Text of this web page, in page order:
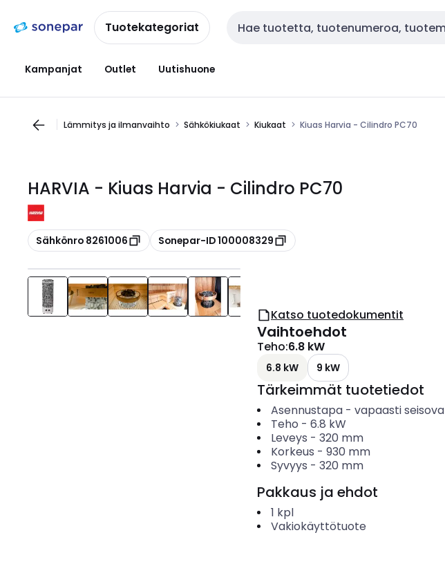
navigointiinsisältöönTuotekategoriat Haku
Kampanjat Outlet Uutishuone
Lämmitys ja ilmanvaihto Sähkökiukaat Kiukaat Kiuas Harvia - Cilindro PC70
HARVIA - Kiuas Harvia - Cilindro PC70
Kopioi
Sähkönro 8261006 Kopioi
Sonepar-ID 100008329
Katso tuotedokumentit
Vaihtoehdot
Teho:6.8 kW
6.8 kW 9 kW
Tärkeimmät tuotetiedot
Asennustapa- vapaasti seisova
Teho - 6.8 kW
Leveys - 320 mm
Korkeus - 930 mm
Syvyys - 320 mm
Pakkaus ja ehdot
1 kpl
Vakiokäyttötuote